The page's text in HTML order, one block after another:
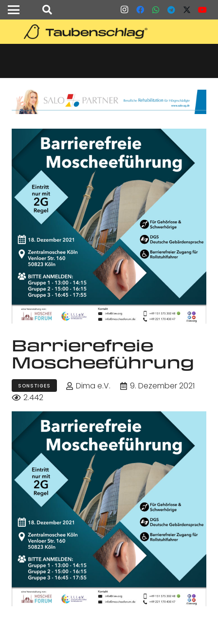
Barrierefreie
Moscheeführung
SONSTIGES Dima e.V.
9. Dezember 2021
2.442